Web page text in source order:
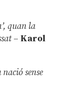
quan la
– Karol
nació sense